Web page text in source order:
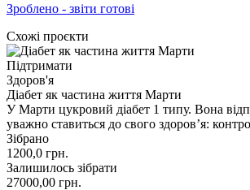
Зроблено - звіти готові
Схожі проєкти
Підтримати
Здоров'я
Діабет як частина життя Марти
У Марти цукровий діабет 1 типу. Вона
уважно ставиться до свого здоров’я:
Зібрано
1200,0 грн.
Залишилось зібрати
27000,00 грн.